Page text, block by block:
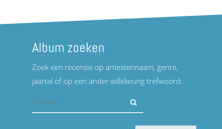
Album zoeken
Zoek een recensie op artiestennaam, genre,
jaartal of op een ander willekeurig trefwoord.